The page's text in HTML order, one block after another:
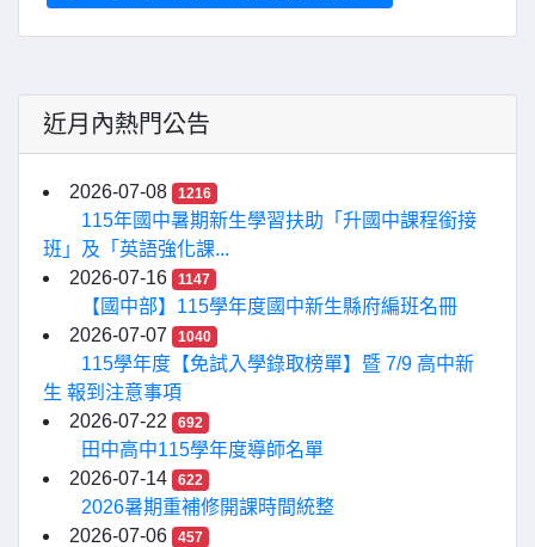
近月內熱門公告
2026-07-08 1216
115年國中暑期新生學習扶助「升國中課程銜接
班」及「英語強化課...
2026-07-16
1147
【國中部】115學年度國中新生縣府編班名冊
2026-07-07
1040
115學年度【免試入學錄取榜單】暨 7/9 高中新
生 報到注意事項
2026-07-22
692
田中高中115學年度導師名單
2026-07-14
622
2026暑期重補修開課時間統整
2026-07-06
457